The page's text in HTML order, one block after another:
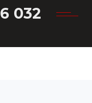
032